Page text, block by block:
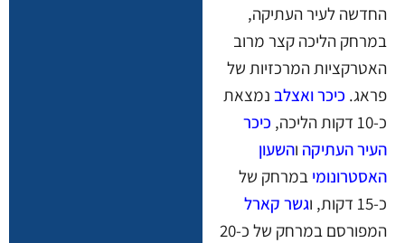
החדשה לעיר העתיקה,
במרחק הליכה קצר מרוב
האטרקציות המרכזיות של
פראג. כיכר ואצלב נמצאת
כ-10 דקות הליכה,
כיכר
העיר העתיקה והשעון
האסטרונומי במרחק של
כ-15 דקות, ו
גשר קארל
המפורסם במרחק של כ-20